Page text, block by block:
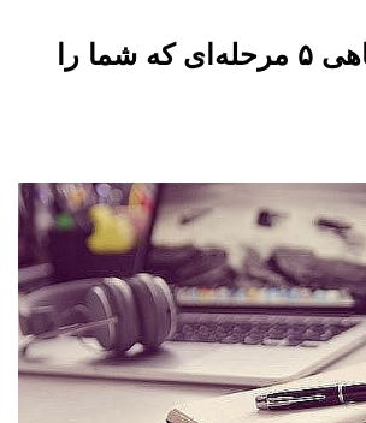
برنامه‌ عصرگاهی ۵ مرحله‌ای که شما را